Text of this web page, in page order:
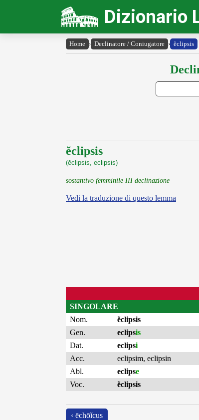
Dizionario
Home › Declinatore / Coniugatore › ĕclipsis
ĕclipsis
(ĕclipsis, eclipsis)
sostantivo femminile III declinazione
Vedi la traduzione di questo lemma
SINGOLARE
Nom.
ĕclipsis
Gen.
eclipsis
Dat.
eclipsi
Acc.
eclipsim, eclipsin
Abl.
eclipse
Voc.
ĕclipsis
‹ ēchōĭcus